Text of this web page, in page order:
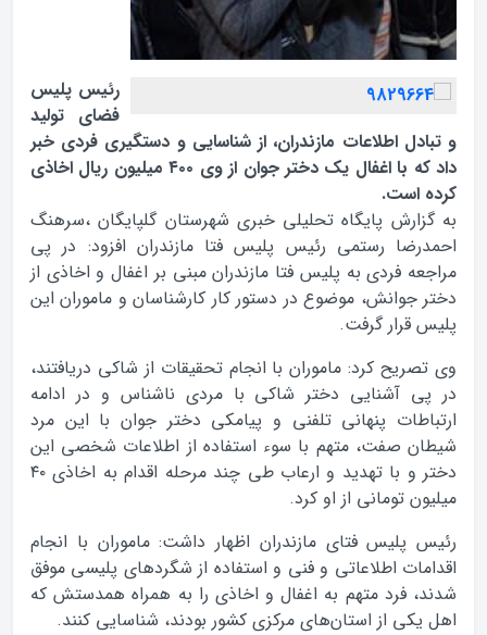
رئیس پلیس
فضای تولید
و تبادل اطلاعات مازندران، از شناسایی و دستگیری فردی خبر
داد که با اغفال یک دختر جوان از وی ۴۰۰ میلیون ریال اخاذی
کرده است.
به گزارش پایگاه تحلیلی خبری شهرستان گلپایگان ،سرهنگ
احمدرضا رستمی رئیس پلیس فتا مازندران افزود: در پی
مراجعه فردی به پلیس فتا مازندران مبنی بر اغفال و اخاذی از
دختر جوانش، موضوع در دستور کار کارشناسان و ماموران این
پلیس قرار گرفت.
وی تصریح کرد: ماموران با انجام تحقیقات از شاکی دریافتند،
در پی آشنایی دختر شاکی با مردی ناشناس و در ادامه
ارتباطات پنهانی تلفنی و پیامکی دختر جوان با این مرد
شیطان صفت، متهم با سوء استفاده از اطلاعات شخصی این
دختر و با تهدید و ارعاب طی چند مرحله اقدام به اخاذی ۴۰
میلیون تومانی از او کرد.
رئیس پلیس فتای مازندران اظهار داشت: ماموران با انجام
اقدامات اطلاعاتی و فنی و استفاده از شگردهای پلیسی موفق
شدند، فرد متهم به اغفال و اخاذی را به همراه همدستش که
اهل یکی از استان‌های مرکزی کشور بودند، شناسایی کنند.